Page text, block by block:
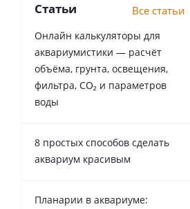
Статьи Все статьи
Онлайн калькуляторы для
аквариумистики — расчёт
объёма, грунта, освещения,
фильтра, CO₂ и параметров
воды
8 простых способов сделать
аквариум красивым
Планарии в аквариуме: